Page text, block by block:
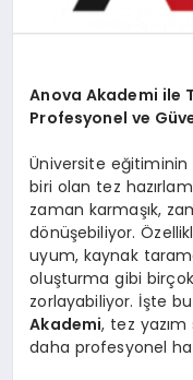
GÜNDEM
Anova Akademi ile
Profesyonel ve
Üniversite
biri olan tez
zaman karmaşık,
dönüşebiliyor.
uyum, kaynak
oluşturma gibi
zorlayabiliyor. İşte
Akademi, tez
daha profesyonel